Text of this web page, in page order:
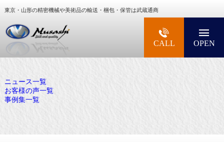
東京・山形の精密機械や美術品の輸送・梱包・保管は武蔵通商
大型精密機械・美術品・高級楽器の梱包・輸送
CALL OPEN
ニュース一覧
お客様の声一覧
事例集一覧